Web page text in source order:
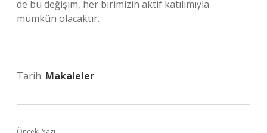
de bu değişim, her birimizin aktif katılımıyla
mümkün olacaktır.
Tarih: Makaleler